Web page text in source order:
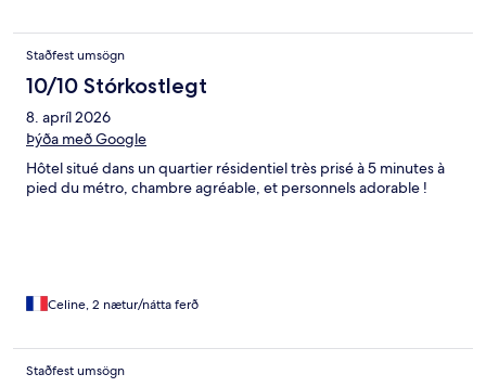
Staðfest umsögn
10/10 Stórkostlegt
8. apríl 2026
Þýða með Google
Hôtel situé dans un quartier résidentiel très prisé à 5 minutes à
pied du métro, chambre agréable, et personnels adorable !
Celine, 2 nætur/nátta ferð
Staðfest umsögn